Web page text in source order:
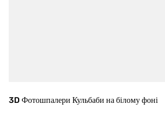
3D Фотошпалери Кульбаби на білому фоні